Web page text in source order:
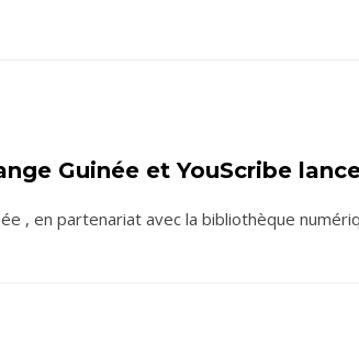
Guinée et YouScribe
, en partenariat avec la bibliothèque